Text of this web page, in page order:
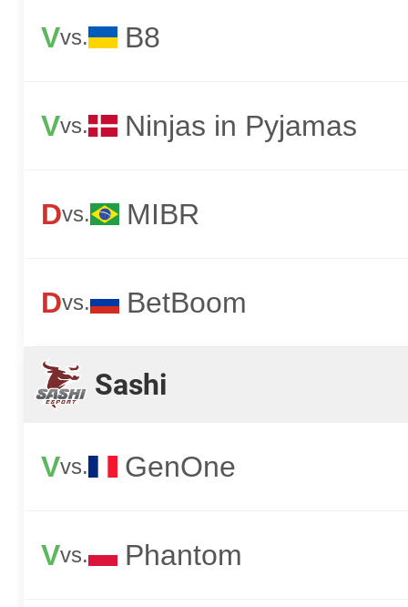
Vvs. B8
Vvs. Ninjas in Pyjamas
Dvs. MIBR
Dvs. BetBoom
Sashi
Vvs. GenOne
Vvs. Phantom